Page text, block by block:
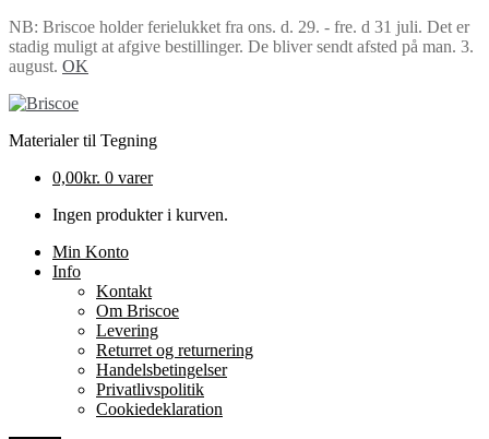
NB: Briscoe holder ferielukket fra ons. d. 29. - fre. d 31 juli. Det er
stadig muligt at afgive bestillinger. De bliver sendt afsted på man. 3.
august. OK
Spring
navigation
Spring
indhold
Materialer til Tegning
0,00kr. 0 varer
Ingen produkter i kurven.
Min Konto
Info
Kontakt
Om Briscoe
Levering
Returret og returnering
Handels­betingelser
Privatlivspolitik
Cookiedeklaration